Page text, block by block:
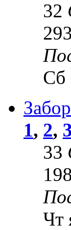
32
Сб
Забор
1, 2,
33
Чт